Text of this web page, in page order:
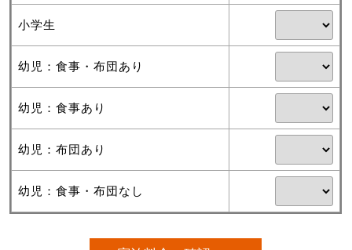
小学生
幼児：食事・布団あり
幼児：食事あり
幼児：布団あり
幼児：食事・布団なし